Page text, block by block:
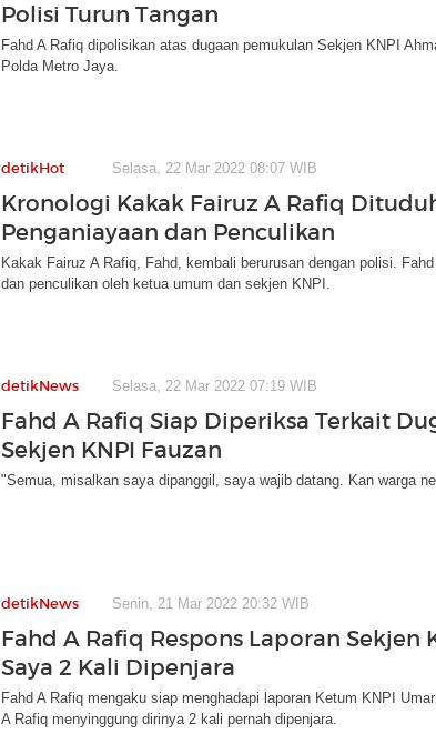
Polisi Turun Tangan
Fahd A Rafiq dipolisikan atas dugaan pemukulan Sekjen KNPI
Polda Metro Jaya.
detikHot Selasa, 22 Mar 2022 08:07 WIB
Kronologi Kakak Fairuz A Rafiq
Penganiayaan dan Penculikan
Kakak Fairuz A Rafiq, Fahd, kembali berurusan dengan polisi.
dan penculikan oleh ketua umum dan sekjen KNPI.
detikNews Selasa, 22 Mar 2022 07:19 WIB
Fahd A Rafiq Siap Diperiksa Terkait
Sekjen KNPI Fauzan
"Semua, misalkan saya dipanggil, saya wajib datang. Kan warga
detikNews Senin, 21 Mar 2022 20:32 WIB
Fahd A Rafiq Respons Laporan Sekjen
Saya 2 Kali Dipenjara
Fahd A Rafiq mengaku siap menghadapi laporan Ketum KNPI
A Rafiq menyinggung dirinya 2 kali pernah dipenjara.